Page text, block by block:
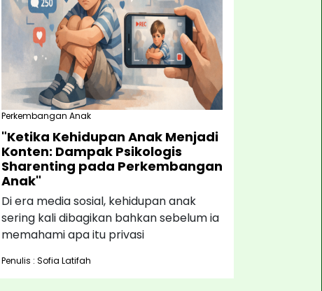
Perkembangan Anak
"Ketika Kehidupan Anak Menjadi
Konten: Dampak Psikologis
Sharenting pada Perkembangan
Anak"
Di era media sosial, kehidupan anak
sering kali dibagikan bahkan sebelum ia
memahami apa itu privasi
Penulis : Sofia Latifah